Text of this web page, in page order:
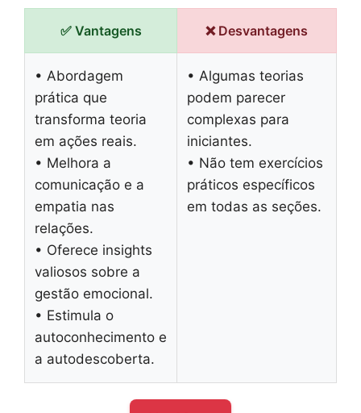
✅ Vantagens ❌ Desvantagens
• Abordagem
prática que
transforma teoria
em ações reais.
• Melhora a
comunicação e a
empatia nas
relações.
• Oferece insights
valiosos sobre a
gestão emocional.
• Estimula o
autoconhecimento e
a autodescoberta.
• Algumas teorias
podem parecer
complexas para
iniciantes.
• Não tem exercícios
práticos específicos
em todas as seções.